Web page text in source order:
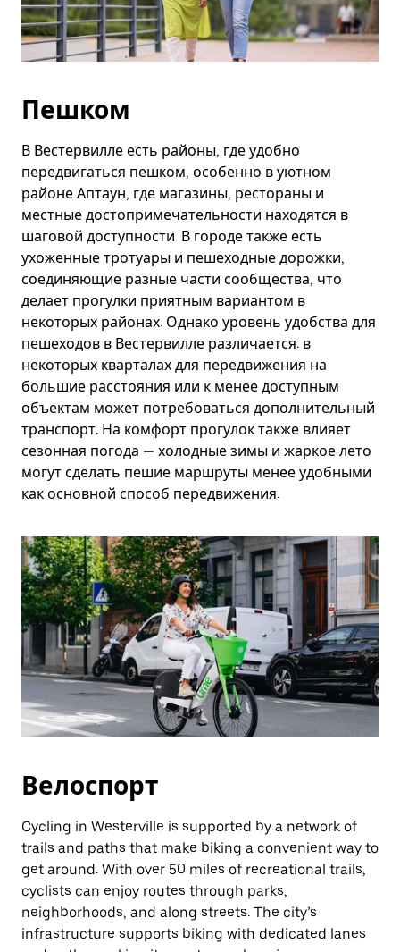
Пешком
В Вестервилле есть районы, где удобно
передвигаться пешком, особенно в уютном
районе Аптаун, где магазины, рестораны и
местные достопримечательности находятся в
шаговой доступности. В городе также есть
ухоженные тротуары и пешеходные дорожки,
соединяющие разные части сообщества, что
делает прогулки приятным вариантом в
некоторых районах. Однако уровень удобства для
пешеходов в Вестервилле различается: в
некоторых кварталах для передвижения на
большие расстояния или к менее доступным
объектам может потребоваться дополнительный
транспорт. На комфорт прогулок также влияет
сезонная погода — холодные зимы и жаркое лето
могут сделать пешие маршруты менее удобными
как основной способ передвижения.
Велоспорт
Cycling in Westerville is supported by a network of
trails and paths that make biking a convenient way to
get around. With over 50 miles of recreational trails,
cyclists can enjoy routes through parks,
neighborhoods, and along streets. The city’s
infrastructure supports biking with dedicated lanes